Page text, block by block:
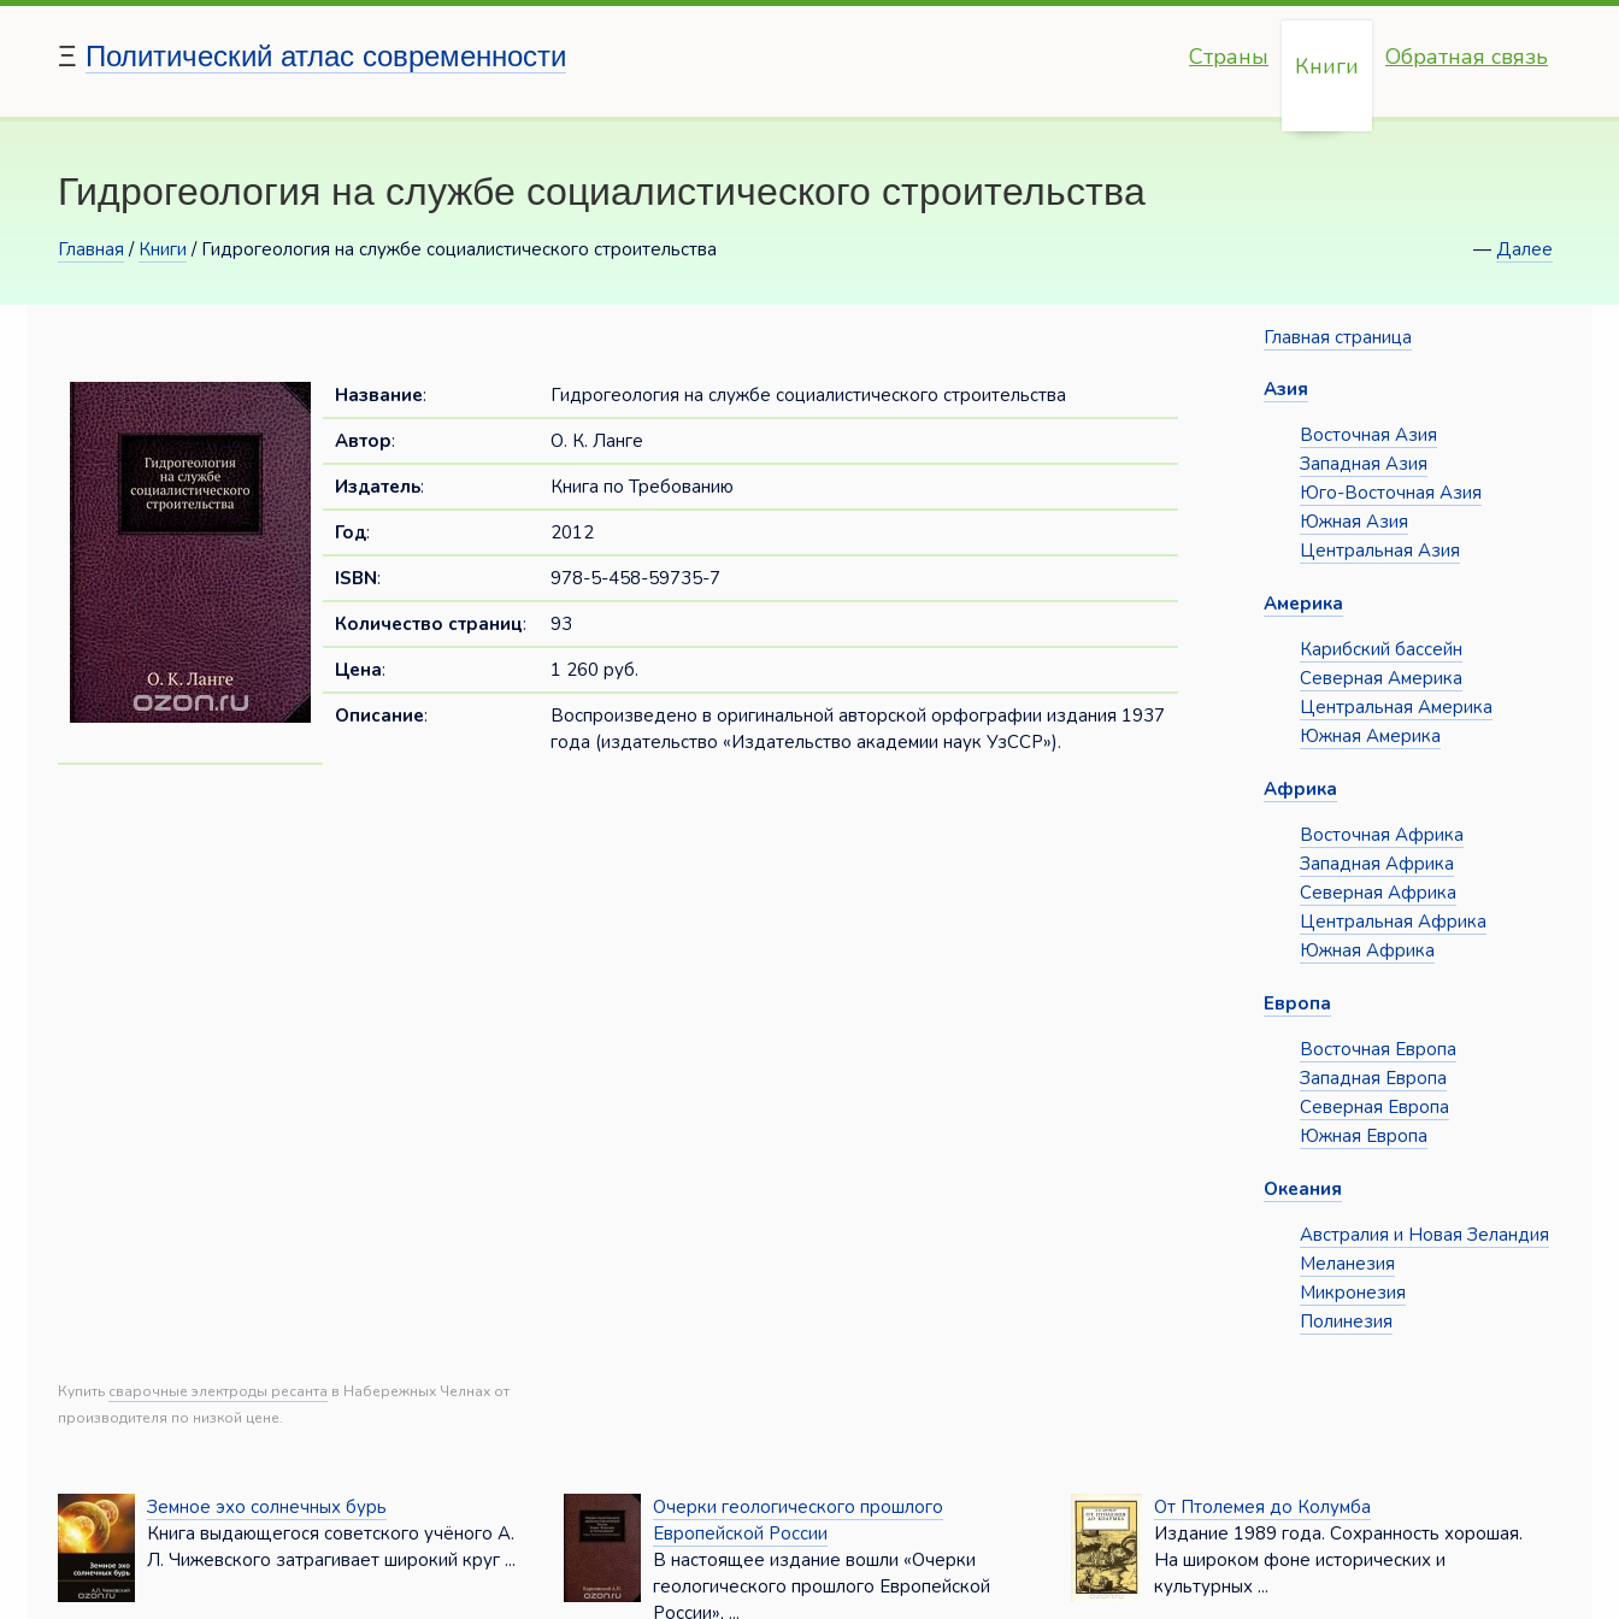
Ξ Политический атлас современности Страны Книги Обратная связь
Гидрогеология на службе социалистического строительства
Главная / — Далее
Книги / Гидрогеология на службе социалистического строительства
Название:
Гидрогеология на службе социалистического строительства
Автор:
О. К. Ланге
Издатель:
Книга по Требованию
Год:
2012
ISBN:
978-5-458-59735-7
Количество страниц:
93
Цена:
1 260 руб.
Описание:
Воспроизведено в оригинальной авторской орфографии издания 1937
года (издательство «Издательство академии наук УзССР»).
Главная страница
Азия
Восточная Азия
Западная Азия
Юго-Восточная Азия
Южная Азия
Центральная Азия
Америка
Карибский бассейн
Северная Америка
Центральная Америка
Южная Америка
Африка
Восточная Африка
Западная Африка
Северная Африка
Центральная Африка
Южная Африка
Европа
Восточная Европа
Западная Европа
Северная Европа
Южная Европа
Океания
Австралия и Новая Зеландия
Меланезия
Микронезия
Полинезия
Купить сварочные электроды ресанта в Набережных Челнах от
производителя по низкой цене.
Земное эхо солнечных бурь
Книга выдающегося советского учёного А.
Л. Чижевского затрагивает широкий круг ...
Очерки геологического прошлого
Европейской России
В настоящее издание вошли «Очерки
геологического прошлого Европейской
России», ...
От Птолемея до Колумба
Издание 1989 года. Сохранность хорошая.
На широком фоне исторических и
культурных ...